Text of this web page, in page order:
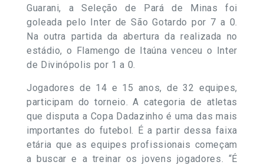
Guarani, a Seleção de Pará de Minas foi
goleada pelo Inter de São Gotardo por 7 a 0.
Na outra partida da abertura da realizada no
estádio, o Flamengo de Itaúna venceu o Inter
de Divinópolis por 1 a 0.
Jogadores de 14 e 15 anos, de 32 equipes,
participam do torneio. A categoria de atletas
que disputa a Copa Dadazinho é uma das mais
importantes do futebol. É a partir dessa faixa
etária que as equipes profissionais começam
a buscar e a treinar os jovens jogadores. “É